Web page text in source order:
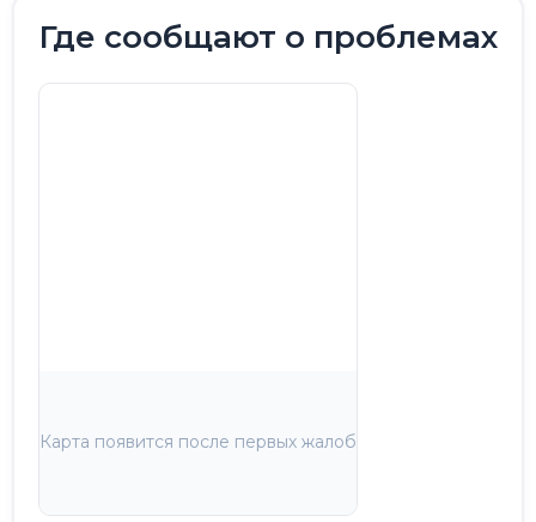
Где сообщают о проблемах
Карта появится после первых жалоб